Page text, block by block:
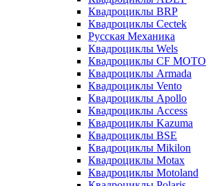
Квадроциклы BRP
Квадроциклы Cectek
Русская Механика
Квадроциклы Wels
Квадроциклы CF MOTO
Квадроциклы Armada
Квадроциклы Vento
Квадроциклы Apollo
Квадроциклы Access
Квадроциклы Kazuma
Квадроциклы BSE
Квадроциклы Mikilon
Квадроциклы Motax
Квадроциклы Motoland